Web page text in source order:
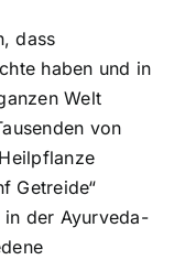
dass
haben und in
Welt
von
Getreide“
der Ayurveda-